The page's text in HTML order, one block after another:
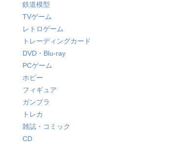
鉄道模型
TVゲーム
レトロゲーム
トレーディングカード
DVD・Blu-ray
PCゲーム
ホビー
フィギュア
ガンプラ
トレカ
雑誌・コミック
CD